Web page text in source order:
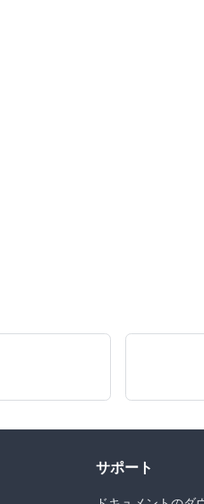
サポート